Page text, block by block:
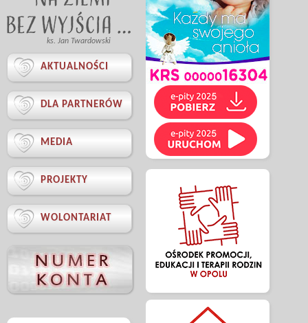
ks. Jan Twardowski
 AKTUALNOŚCI
 DLA PARTNERÓW
 MEDIA
 PROJEKTY
 WOLONTARIAT